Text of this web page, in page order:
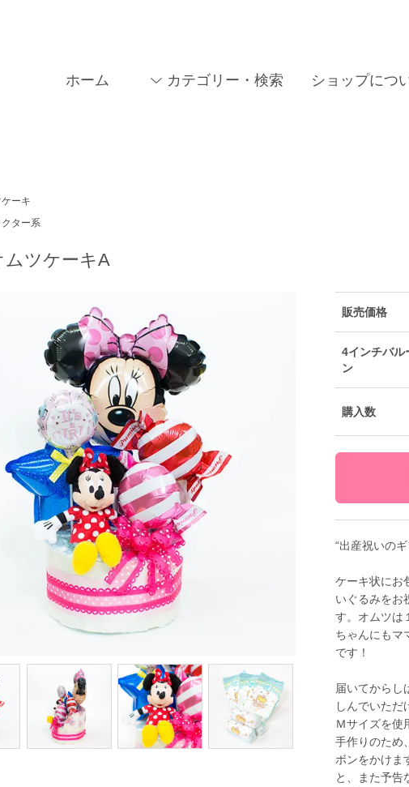
ホーム カテゴリー・検索 ショップにつ
ーキ
ター系
ムツケーキA
販売価格
4インチバル
ン
購入数
“出産祝いの
ケーキ状にお
いぐるみをお
す。オムツは
ちゃんにもマ
です！
届いてからし
しんでいただ
Ｍサイズを使
手作りのため
ボンをかけま
と、また予告